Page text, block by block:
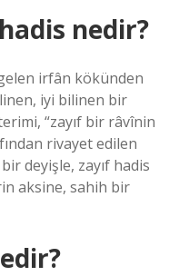
nedir?
irfân kökünden
iyi bilinen bir
“zayıf bir râvînin
rivayet edilen
deyişle, zayıf hadis
aksine, sahih bir